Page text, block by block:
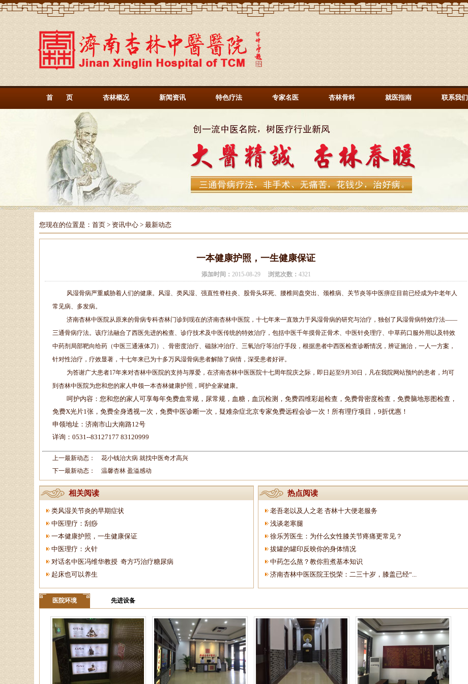
首 页 杏林概况 新闻资讯 特色疗法 专家名医 杏林骨科 就医指南 联系我们
您现在的位置是： 首页 > 资讯中心 > 最新动态
一本健康护照，一生健康保证
添加时间： 2015-08-29 浏览次数： 4321
风湿骨病严重威胁着人们的健康。风湿、类风湿、强直性脊柱炎、股骨头坏死、腰椎间盘突出、颈椎病、关节炎等中医痹症目前已经成为中老年人
常见病、多发病。
济南杏林中医院从原来的骨病专科杏林门诊到现在的济南杏林中医院，十七年来一直致力于风湿骨病的研究与治疗，独创了风湿骨病特效疗法——
三通骨病疗法。该疗法融合了西医先进的检查、诊疗技术及中医传统的特效治疗，包括中医千年摸骨正骨术、中医针灸理疗、中草药口服外用以及特效
中药剂局部靶向给药（中医三通液体刀）、骨密度治疗、磁脉冲治疗、三氧治疗等治疗手段，根据患者中西医检查诊断情况，辨证施治，一人一方案，
针对性治疗，疗效显著，十七年来已为十多万风湿骨病患者解除了病情，深受患者好评。
为答谢广大患者17年来对杏林中医院的支持与厚爱，在济南杏林中医医院十七周年院庆之际，即日起至9月 30日，凡在我院网站预约的患者，均可
到杏林中医院为您和您的家人申领一本杏林健康护照，呵护全家健康。
呵护内容：您和您的家人可享每年免费血常规，尿常规，血糖，血沉检测，免费四维彩超检查，免费骨密度检查，免费脑地形图检查，
免费X光片1张，免费全身透视一次，免费中医诊断一次，疑难杂症北京专家免费远程会诊一次！所有理疗项目， 9折优惠！
申领地址：济南市山大南路12号
详询： 0531--83127177 83120999
上一最新动态： 花小钱治大病 就找中医奇才高兴
下一最新动态： 温馨杏林 盈溢感动
相关阅读
类风湿关节炎的早期症状
中医理疗：刮痧
一本健康护照，一生健康保证
中医理疗：火针
对话名中医冯维华教授 奇方巧治疗糖尿病
起床也可以养生
热点阅读
老吾老以及人之老 杏林十大便老服务
浅谈老寒腿
徐乐芳医生：为什么女性膝关节疼痛更常见？
拔罐的罐印反映你的身体情况
中药怎么熬？教你煎煮基本知识
济南杏林中医医院王悦荣：二三十岁，膝盖已经“...
医院环境 先进设备